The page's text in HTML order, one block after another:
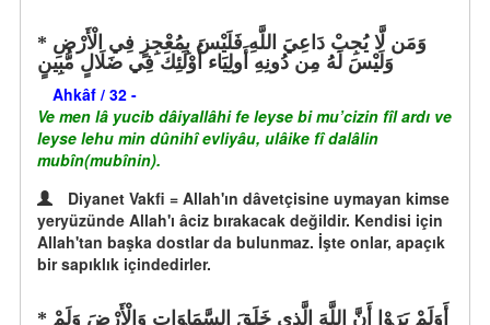
وَلَيْسَ لَهُ مِن دُونِهِ أَولِيَاء أُوْلَئِكَ فِي ضَلَالٍ مُّبِينٍ
Ahkâf / 32 -
Ve men lâ yucib dâiyallâhi fe leyse bi mu’cizin fîl ardı ve
leyse lehu min dûnihî evliyâu, ulâike fî dalâlin
mubîn(mubînin).
Diyanet Vakfi = Allah'ın dâvetçisine uymayan kimse
yeryüzünde Allah'ı âciz bırakacak değildir. Kendisi için
Allah'tan başka dostlar da bulunmaz. İşte onlar, apaçık
bir sapıklık içindedirler.